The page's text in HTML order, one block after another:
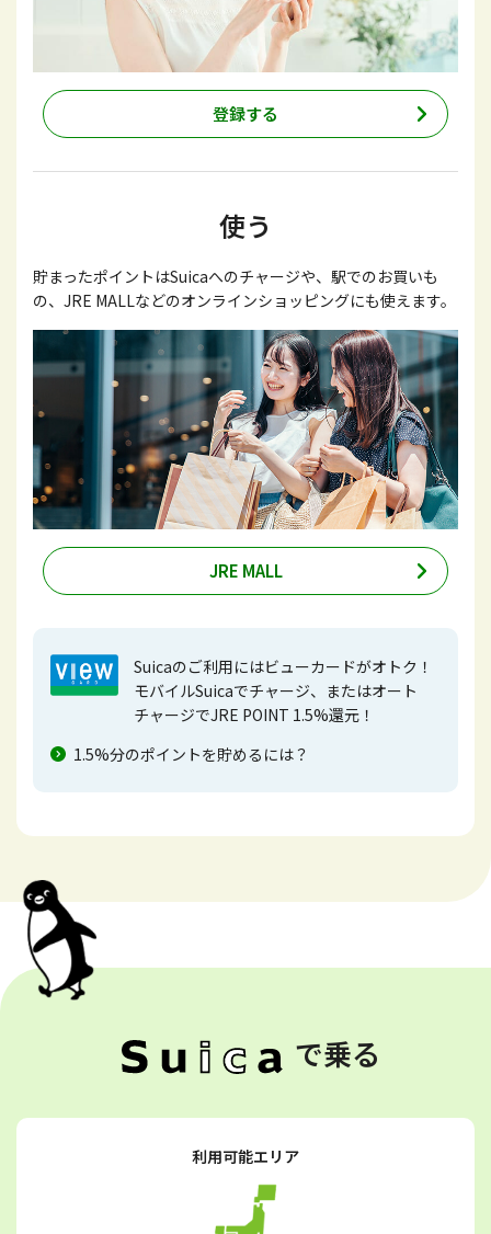
登録する
使う
貯まったポイントはSuicaへのチャージや、駅でのお買いも
の、JRE MALLなどのオンラインショッピングにも使えます。
JRE MALL
Suicaのご利用にはビューカードがオトク！
モバイルSuicaでチャージ、またはオート
チャージでJRE POINT 1.5%還元！
1.5%分のポイントを貯めるには？
で乗る
利用可能エリア